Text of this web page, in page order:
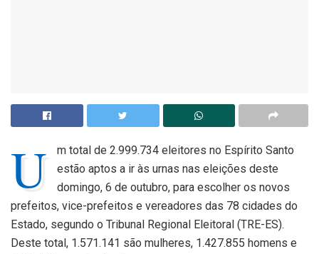
U
m total de 2.999.734 eleitores no Espírito Santo
estão aptos a ir às urnas nas eleições deste
domingo, 6 de outubro, para escolher os novos
prefeitos, vice-prefeitos e vereadores das 78 cidades do
Estado, segundo o Tribunal Regional Eleitoral (TRE-ES).
Deste total, 1.571.141 são mulheres, 1.427.855 homens e